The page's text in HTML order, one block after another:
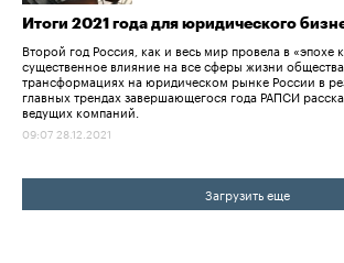
Итоги 2021 года для юридического
Второй год Россия, как и весь мир провела в «эпохе
существенное влияние на все сферы жизни
трансформациях на юридическом рынке России в
главных трендах завершающегося года РАПСИ
ведущих компаний.
09:07 28.12.2021
Загрузить еще